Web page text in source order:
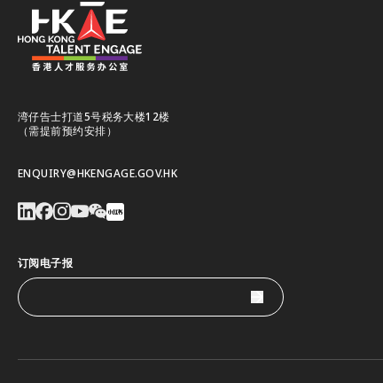
湾仔告士打道5号税务大楼12楼
（需提前预约安排）
ENQUIRY@HKENGAGE.GOV.HK
订阅电子报